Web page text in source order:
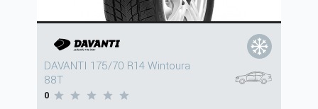
DAVANTI 175/70 R14 Wintoura
88T
0